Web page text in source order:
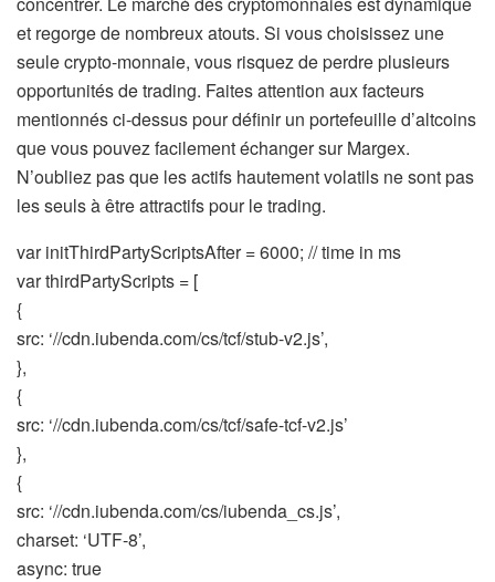
et regorge de nombreux atouts. Si vous choisissez une
seule crypto-monnaie, vous risquez de perdre plusieurs
opportunités de trading. Faites attention aux facteurs
mentionnés ci-dessus pour définir un portefeuille d’altcoins
que vous pouvez facilement échanger sur Margex.
N’oubliez pas que les actifs hautement volatils ne sont pas
les seuls à être attractifs pour le trading.
var initThirdPartyScriptsAfter = 6000; // time in ms
var thirdPartyScripts = [
{
src: ‘//cdn.iubenda.com/cs/tcf/stub-v2.js’,
},
{
src: ‘//cdn.iubenda.com/cs/tcf/safe-tcf-v2.js’
},
{
src: ‘//cdn.iubenda.com/cs/iubenda_cs.js’,
charset: ‘UTF-8’,
async: true